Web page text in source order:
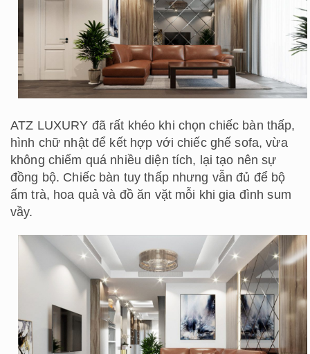
ATZ LUXURY đã rất khéo khi chọn chiếc bàn thấp,
hình chữ nhật để kết hợp với chiếc ghế sofa, vừa
không chiếm quá nhiều diện tích, lại tạo nên sự
đồng bộ. Chiếc bàn tuy thấp nhưng vẫn đủ để bộ
ấm trà, hoa quả và đồ ăn vặt mỗi khi gia đình sum
vầy.